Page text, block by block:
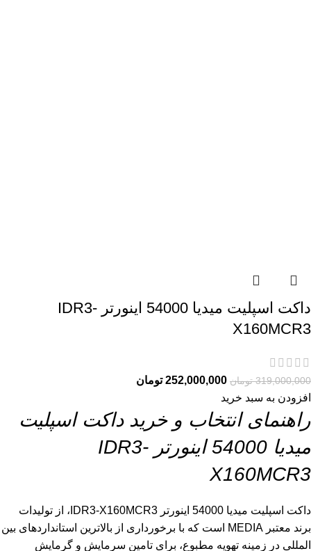
داکت اسپلیت میدیا 54000 اینورتر IDR3-
X160MCR3
319,000,000 تومان 252,000,000 تومان
افزودن به سبد خرید
راهنمای انتخاب و خرید داکت اسپلیت
میدیا 54000 اینورتر IDR3-
X160MCR3
داکت اسپلیت میدیا 54000 اینورتر IDR3-X160MCR3، از تولیدات
برند معتبر MEDIA است که با برخورداری از بالاترین استانداردهای بین
المللی در زمینه تهویه مطبوع، برای تامین سرمایش و گرمایش